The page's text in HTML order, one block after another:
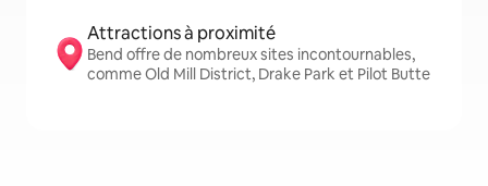
Attractions à proximité
Bend offre de nombreux sites incontournables,
comme Old Mill District, Drake Park et Pilot Butte